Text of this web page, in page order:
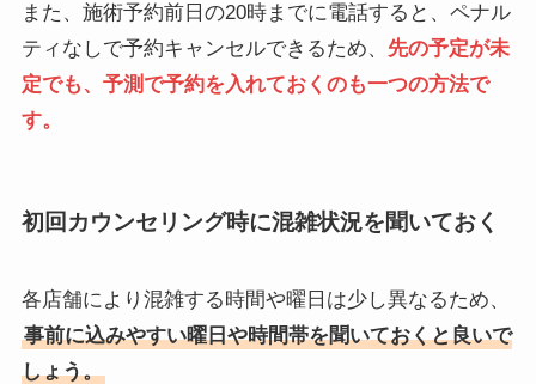
また、施術予約前日の20時までに電話すると、ペナル
ティなしで予約キャンセルできるため、 先の予定が未
定でも、予測で予約を入れておくのも一つの方法で
す。
初回カウンセリング時に混雑状況を聞いておく
各店舗により混雑する時間や曜日は少し異なるため、
事前に込みやすい曜日や時間帯を聞いておくと良いで
しょう。